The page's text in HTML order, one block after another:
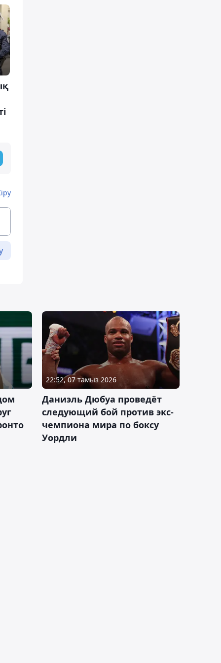
22:52, 07 тамыз 2026
Даниэль Дюбуа проведёт
следующий бой против экс-
чемпиона мира по боксу
Уордли